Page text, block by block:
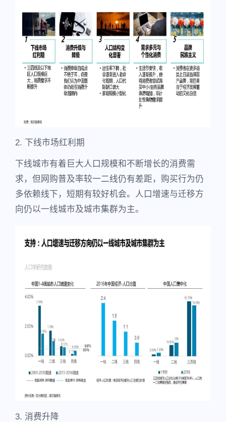
2. 下线市场红利期
下线城市有着巨大人口规模和不断增长的消费需
求，但网购普及率较一二线仍有差距，购买行为仍
多依赖线下，短期有较好机会。人口增速与迁移方
向仍以一线城市及城市集群为主。
3. 消费升降